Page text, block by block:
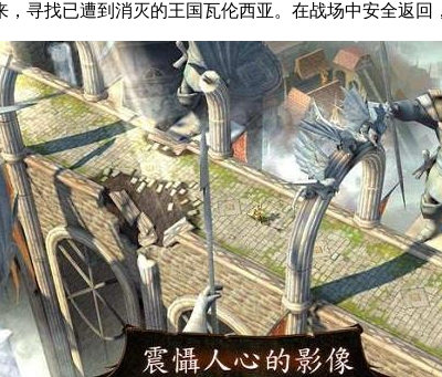
寻找已遭到消灭的王国瓦伦西亚。在战场中安全返